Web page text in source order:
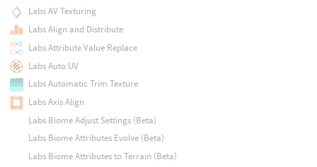
Labs AV Texturing
Labs Align and Distribute
Labs Attribute Value Replace
Labs Auto UV
Labs Automatic Trim Texture
Labs Axis Align
Labs Biome Adjust Settings (Beta)
Labs Biome Attributes Evolve (Beta)
Labs Biome Attributes to Terrain (Beta)